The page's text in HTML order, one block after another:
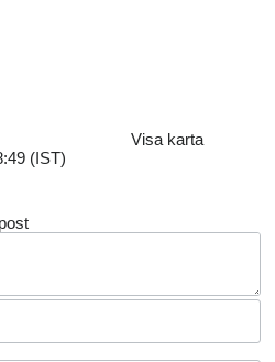
Visa karta
(IST)